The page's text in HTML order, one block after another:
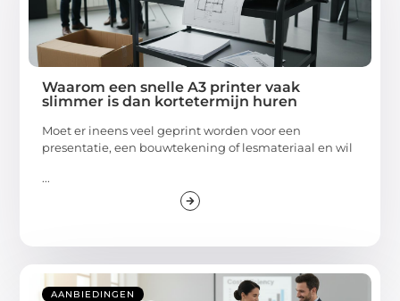
Waarom een snelle A3 printer vaak
slimmer is dan kortetermijn huren
Moet er ineens veel geprint worden voor een
presentatie, een bouwtekening of lesmateriaal en wil
...
AANBIEDINGEN